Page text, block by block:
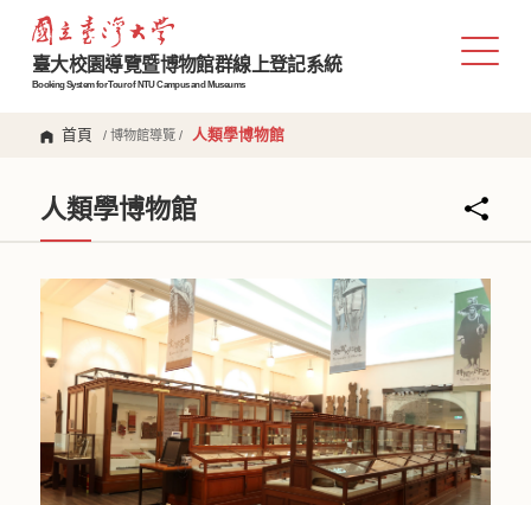
臺大校園導覽暨博物館群線上登記系統
Booking System for Tour of NTU Campus and Museums
首頁 / 博物館導覽 / 人類學博物館
人類學博物館